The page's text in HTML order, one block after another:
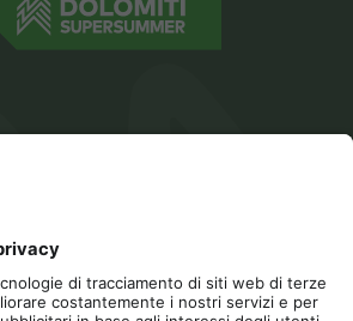
Dichiarazione di accessibilità Contatto